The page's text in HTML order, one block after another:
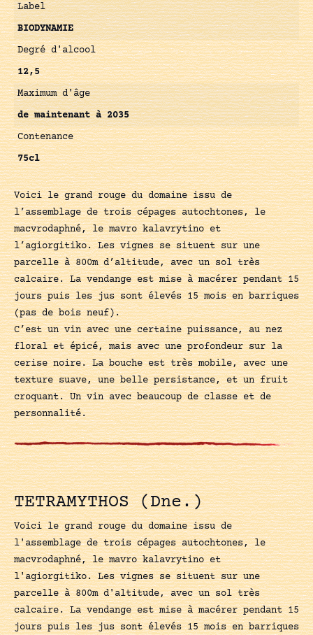
Label
BIODYNAMIE
Degré d'alcool
12,5
Maximum d'âge
de maintenant à 2035
Contenance
75cl
Voici le grand rouge du domaine issu de
l’assemblage de trois cépages autochtones, le
macvrodaphné, le mavro kalavrytino et
l’agiorgitiko. Les vignes se situent sur une
parcelle à 800m d’altitude, avec un sol très
calcaire. La vendange est mise à macérer pendant 15
jours puis les jus sont élevés 15 mois en barriques
(pas de bois neuf).
C’est un vin avec une certaine puissance, au nez
floral et épicé, mais avec une profondeur sur la
cerise noire. La bouche est très mobile, avec une
texture suave, une belle persistance, et un fruit
croquant. Un vin avec beaucoup de classe et de
personnalité.
TETRAMYTHOS (Dne.)
Voici le grand rouge du domaine issu de
l'assemblage de trois cépages autochtones, le
macvrodaphné, le mavro kalavrytino et
l'agiorgitiko. Les vignes se situent sur une
parcelle à 800m d'altitude, avec un sol très
calcaire. La vendange est mise à macérer pendant 15
jours puis les jus sont élevés 15 mois en barriques